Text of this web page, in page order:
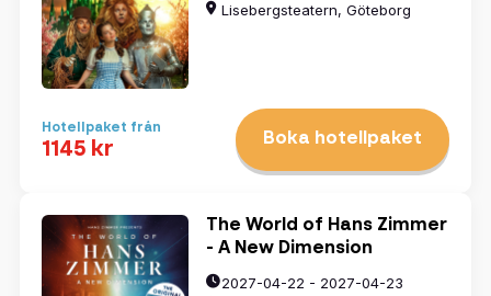
Lisebergsteatern, Göteborg
Hotellpaket från
1145 kr Boka hotellpaket
The World of Hans Zimmer
- A New Dimension
2027-04-22 - 2027-04-23